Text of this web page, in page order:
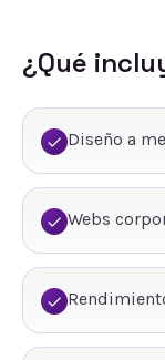
¿Qué
Diseño a
Webs